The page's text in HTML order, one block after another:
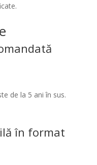
de la 5 ani în sus.
în format